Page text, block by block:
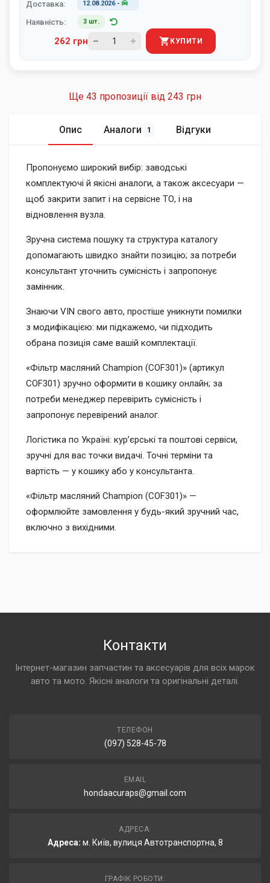
Доставка: 12.08.2026-
Наявність: 3 шт.
262 грн КУПИТИ
Ще 43 пропозиції від 243 грн
Опис Аналоги 1 Відгуки
Пропонуємо широкий вибір: заводські
комплектуючі й якісні аналоги, а також аксесуари —
щоб закрити запит і на сервісне ТО, і на
відновлення вузла.
Зручна система пошуку та структура каталогу
допомагають швидко знайти позицію; за потреби
консультант уточнить сумісність і запропонує
замінник.
Знаючи VIN свого авто, простіше уникнути помилки
з модифікацією: ми підкажемо, чи підходить
обрана позиція саме вашій комплектації.
«Фільтр масляний Champion (COF301)» (артикул
COF301) зручно оформити в кошику онлайн; за
потреби менеджер перевірить сумісність і
запропонує перевірений аналог.
Логістика по Україні: кур’єрські та поштові сервіси,
зручні для вас точки видачі. Точні терміни та
вартість — у кошику або у консультанта.
«Фільтр масляний Champion (COF301)» —
оформлюйте замовлення у будь-який зручний час,
включно з вихідними.
Контакти
Інтернет-магазин запчастин та аксесуарів для всіх марок
авто та мото. Якісні аналоги та оригінальні деталі.
ТЕЛЕФОН
(097) 528-45-78
EMAIL
hondaacuraps@gmail.com
АДРЕСА:
Адреса: м. Київ, вулиця Автотранспортна, 8
ГРАФІК РОБОТИ: